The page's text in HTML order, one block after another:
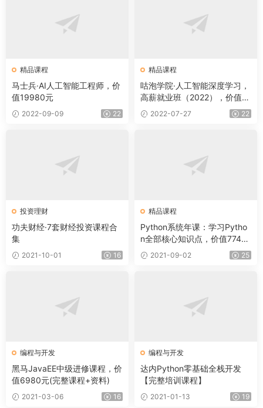
精品课程
马士兵·AI人工智能工程师，价
值19980元
2022-09-09 22
精品课程
咕泡学院·人工智能深度学习，
高薪就业班（2022），价值16
800元2022-07-27 22
投资理财
功夫财经·7套财经投资课程合
集
2021-10-01 16
精品课程
Python系统年课：学习Pytho
n全部核心知识点，价值7740
元 2021-09-02 25
编程与开发
黑马JavaEE中级进修课程，价
值6980元(完整课程+资料)
2021-03-06 16
编程与开发
达内Python零基础全栈开发
【完整培训课程】
2021-01-13 19